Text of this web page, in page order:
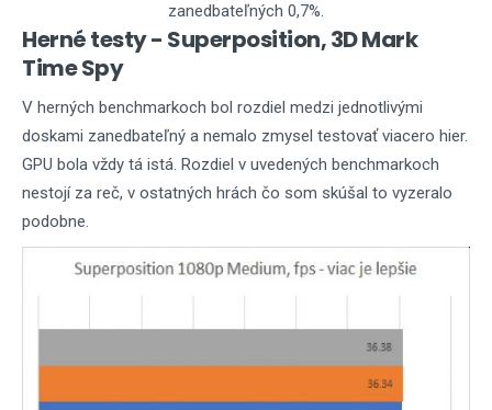
zanedbateľných 0,7%.
Herné testy - Superposition, 3D Mark
Time Spy
V herných benchmarkoch bol rozdiel medzi jednotlivými
doskami zanedbateľný a nemalo zmysel testovať viacero hier.
GPU bola vždy tá istá. Rozdiel v uvedených benchmarkoch
nestojí za reč, v ostatných hrách čo som skúšal to vyzeralo
podobne.